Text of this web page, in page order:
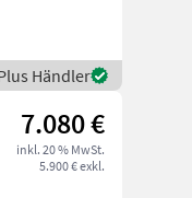
Händler
7.080 €
inkl. 20 % MwSt.
5.900 € exkl.